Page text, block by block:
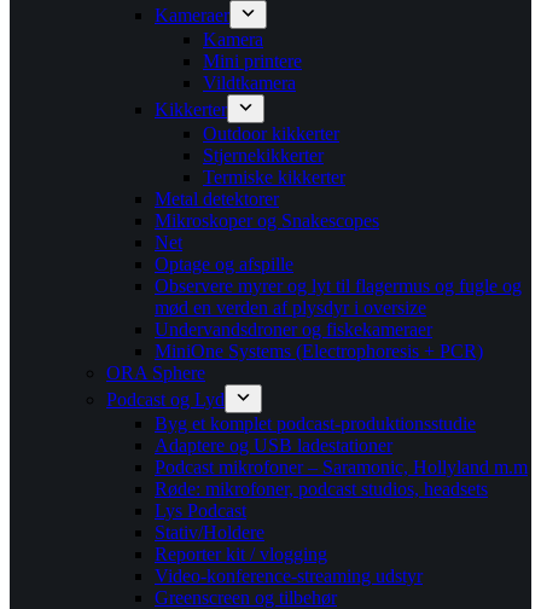
Kameraer
Kamera
Mini printere
Vildtkamera
Kikkerter
Outdoor kikkerter
Stjernekikkerter
Termiske kikkerter
Metal detektorer
Mikroskoper og Snakescopes
Net
Optage og afspille
Observere myrer og lyt til flagermus og fugle og
mød en verden af plysdyr i oversize
Undervandsdroner og fiskekameraer
MiniOne Systems (Electrophoresis + PCR)
ORA Sphere
Podcast og Lyd
Byg et komplet podcast-produktionsstudie
Adaptere og USB ladestationer
Podcast mikrofoner – Saramonic, Hollyland m.m
Røde: mikrofoner, podcast studios, headsets
Lys Podcast
Stativ/Holdere
Reporter kit / vlogging
Video-konference-streaming udstyr
Greenscreen og tilbehør